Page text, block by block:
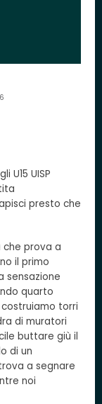
U15 UISP
presto che
che prova a
il primo
sensazione
quarto
torri
di muratori
buttare giù il
di un
a segnare
noi